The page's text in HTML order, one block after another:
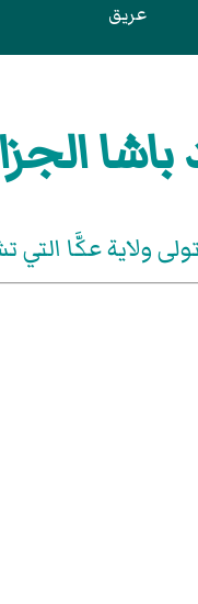
عريق
ولاية عكَّا